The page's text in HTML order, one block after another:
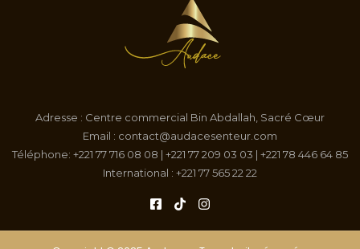
Adresse : Centre commercial Bin Abdallah, Sacré Cœur
Email : contact@audacesenteur.com
Téléphone: +221 77 716 08 08 | +221 77 209 03 03 | +221 78 446 64 85
International : +221 77 565 22 22